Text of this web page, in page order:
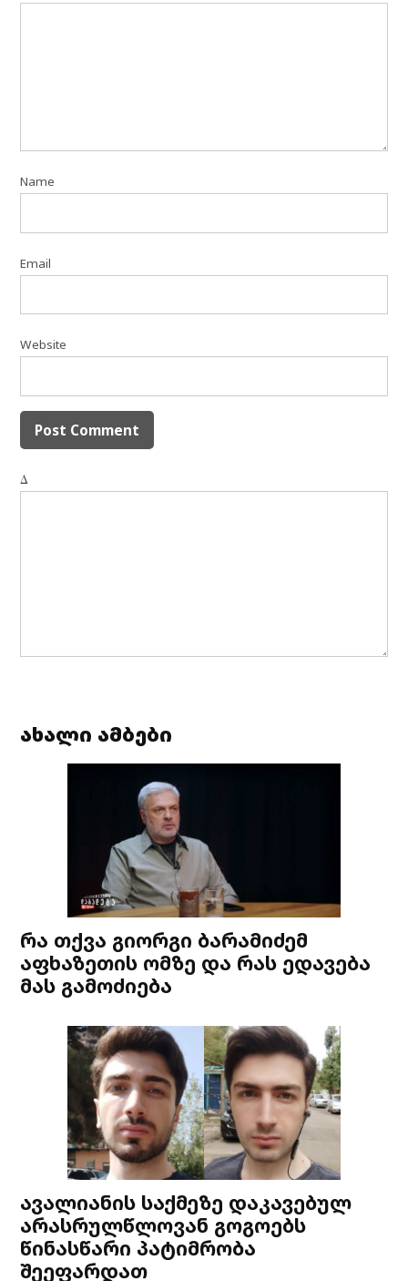
Name
Email
Website
Δ
ახალი ამბები
რა თქვა გიორგი ბარამიძემ
აფხაზეთის ომზე და რას ედავება
მას გამოძიება
ავალიანის საქმეზე დაკავებულ
არასრულწლოვან გოგოებს
წინასწარი პატიმრობა
შეეფარდათ